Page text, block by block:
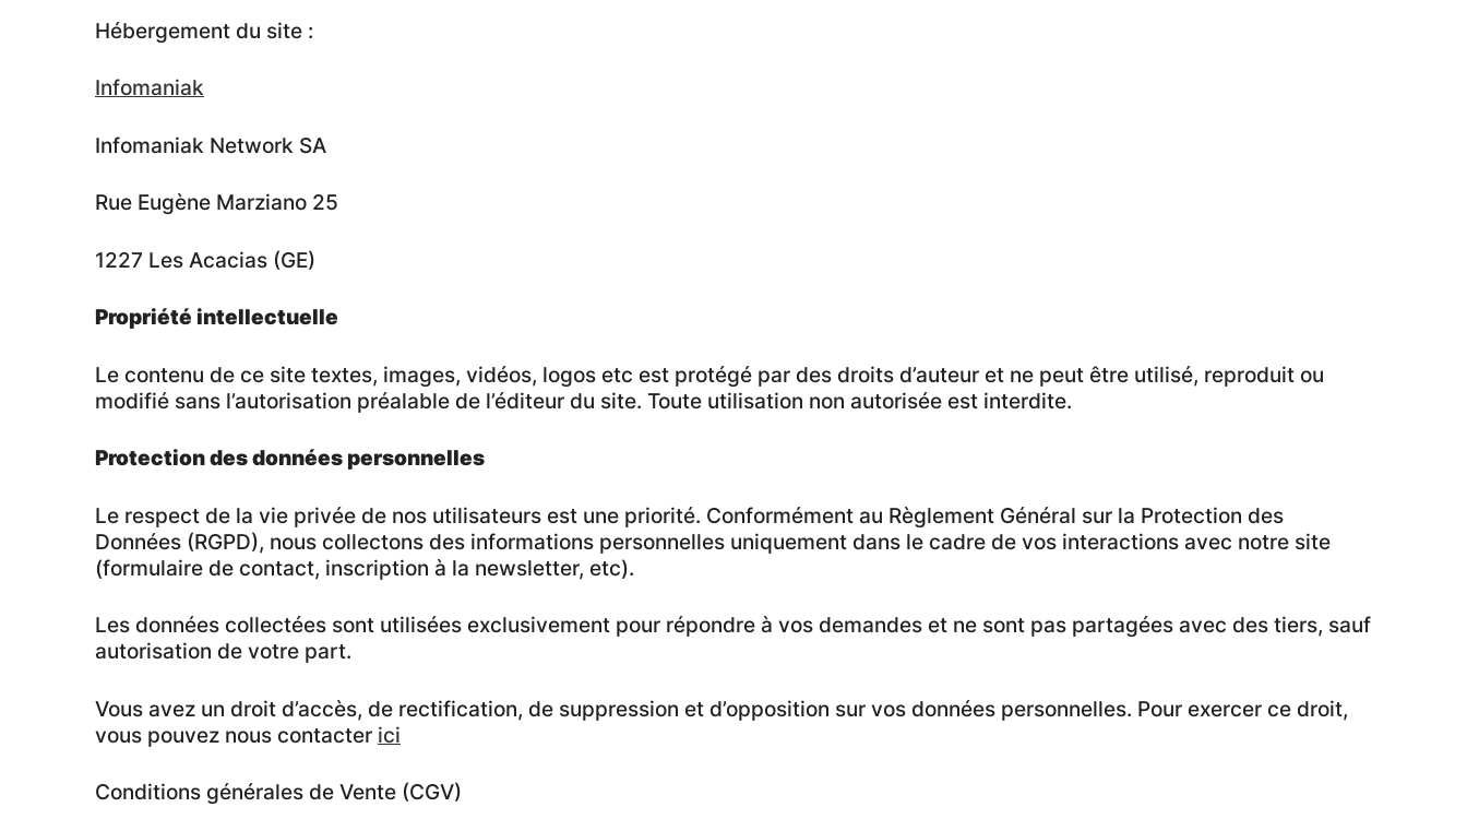
Hébergement du site :
Infomaniak
Infomaniak Network SA
Rue Eugène Marziano 25
1227 Les Acacias (GE)
Propriété intellectuelle
Le contenu de ce site textes, images, vidéos, logos etc est protégé par des droits d’auteur et ne peut être utilisé, reproduit ou
modifié sans l’autorisation préalable de l’éditeur du site. Toute utilisation non autorisée est interdite.
Protection des données personnelles
Le respect de la vie privée de nos utilisateurs est une priorité. Conformément au Règlement Général sur la Protection des
Données (RGPD), nous collectons des informations personnelles uniquement dans le cadre de vos interactions avec notre site
(formulaire de contact, inscription à la newsletter, etc).
Les données collectées sont utilisées exclusivement pour répondre à vos demandes et ne sont pas partagées avec des tiers, sauf
autorisation de votre part.
Vous avez un droit d’accès, de rectification, de suppression et d’opposition sur vos données personnelles. Pour exercer ce droit,
vous pouvez nous contacter ici
Conditions générales de Vente (CGV)